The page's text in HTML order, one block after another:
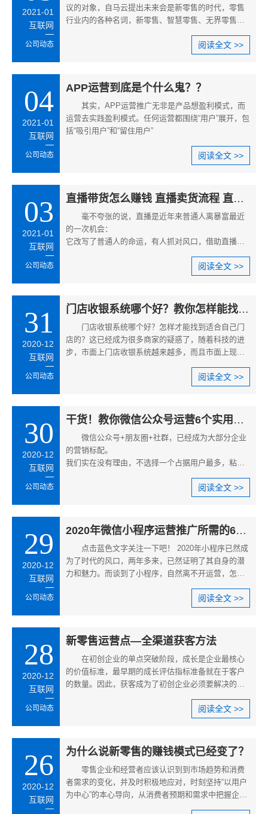
2021-01
互联网
公司动态
议的对象，自马云提出未来会是新零售的时代，零售
行业内的各种名词，新零售、智慧零售、无界零售、
出不穷，正好也符合当下零售行业内的一种潮流趋
阅读全文 >>
04
2021-01
互联网
公司动态
APP运营到底是个什么鬼？？
其实，APP运营推广无非是产品想盈利模式，而
运营去实践盈利模式。任何运营都围绕“用户”展开，包
括“吸引用户”和“留住用户”
阅读全文 >>
03
2021-01
互联网
公司动态
直播带货怎么赚钱 直播卖货流程 直播卖货的技巧语言
毫不夸张的说，直播是近年来普通人离暴富最近
的一次机会：
它改写了普通人的命运，有人抓对风口，借助直播快
月入过万的梦。
阅读全文 >>
31
2020-12
互联网
公司动态
门店收银系统哪个好？教你怎样能找到适合自己门店的
门店收银系统哪个好？怎样才能找到适合自己门
店的？这已经成为很多商家的疑惑了，随着科技的进
步，市面上门店收银系统越来越多，而且市面上现在
阅读全文 >>
30
2020-12
互联网
公司动态
干货！教你微信公众号运营6个实用技巧！
微信公众号+朋友圈+社群，已经成为大部分企业
的营销标配。
我们实在没有理由，不选择一个占据用户最多，粘性
再小的个体，都有自己的品牌，从玩公众号、朋友
阅读全文 >>
29
2020-12
互联网
公司动态
2020年微信小程序运营推广所需的6个要点
点击蓝色文字关注一下吧！ 2020年小程序已然成
为了时代的风口，两年多来，已然证明了其自身的潜
力和魅力。而谈到了小程序，自然离不开运营，怎么
阅读全文 >>
28
2020-12
互联网
公司动态
新零售运营点—全渠道获客方法
在初创企业的单点突破阶段，成长是企业最核心
的价值标准，最早期的成长评估指标准备就在于客户
的数量。因此，获客成为了初创企业必须要解决的问
阅读全文 >>
26
2020-12
互联网
为什么说新零售的赚钱模式已经变了？
零售企业和经营者应该认识到到市场趋势和消费
者需求的变化，并及时积极地应对，时刻坚持“以用户
为中心”的本心导向，从消费者预期和需求中把握企业